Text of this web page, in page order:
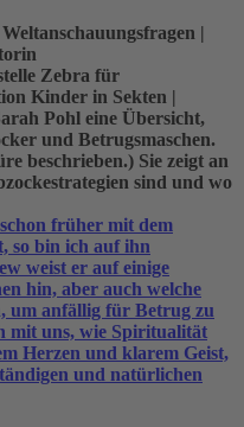
|
Zebra für
Kinder in Sekten |
Pohl eine Übersicht,
und Betrugsmaschen.
beschrieben.) Sie zeigt an
sind und wo
früher mit dem
so bin ich auf ihn
weist er auf einige
hin, aber auch welche
anfällig für Betrug zu
mit uns, wie Spiritualität
Herzen und klarem Geist,
und natürlichen